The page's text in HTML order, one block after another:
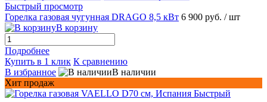
Быстрый просмотр
Горелка газовая чугунная DRAGO 8,5 кВт 6 900 руб. / шт
В корзину
Подробнее
Купить в 1 клик К сравнению
В избранное
В наличии
Хит продаж
Быстрый